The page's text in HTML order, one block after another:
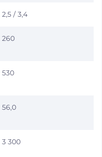
2,5 / 3,4
260
530
56,0
3 300